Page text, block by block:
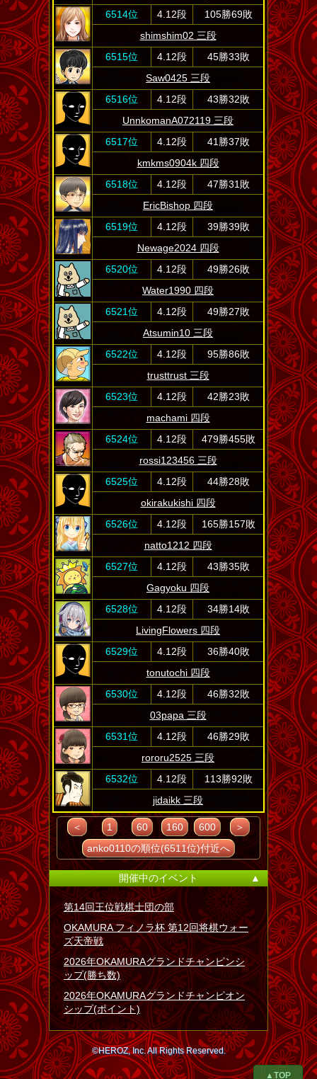
6514位
4.12段
105勝69敗
shimshim02 三段
6515位
4.12段
45勝33敗
Saw0425 三段
6516位
4.12段
43勝32敗
UnnkomanA072119 三段
6517位
4.12段
41勝37敗
kmkms0904k 四段
6518位
4.12段
47勝31敗
EricBishop 四段
6519位
4.12段
39勝39敗
Newage2024 四段
6520位
4.12段
49勝26敗
Water1990 四段
6521位
4.12段
49勝27敗
Atsumin10 三段
6522位
4.12段
95勝86敗
trusttrust 三段
6523位
4.12段
42勝23敗
machami 四段
6524位
4.12段
479勝455敗
rossi123456 三段
6525位
4.12段
44勝28敗
okirakukishi 四段
6526位
4.12段
165勝157敗
natto1212 四段
6527位
4.12段
43勝35敗
Gagyoku 四段
6528位
4.12段
34勝14敗
LivingFlowers 四段
6529位
4.12段
36勝40敗
tonutochi 四段
6530位
4.12段
46勝32敗
03papa 三段
6531位
4.12段
46勝29敗
rororu2525 三段
6532位
4.12段
113勝92敗
jidaikk 三段
＜ 1 60 160 600
＞
anko0110の順位(6511位)付近へ
開催中のイベント ▲
第14回王位戦棋士団の部
OKAMURA フィノラ杯 第12回将棋ウォー
ズ天帝戦
2026年OKAMURAグランドチャンピンシ
ップ(勝ち数)
2026年OKAMURAグランドチャンピオン
シップ(ポイント)
©HEROZ, Inc. All Rights Reserved.
▲TOP